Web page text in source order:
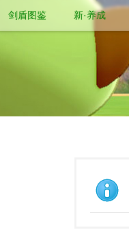
剑盾图鉴 新·养成